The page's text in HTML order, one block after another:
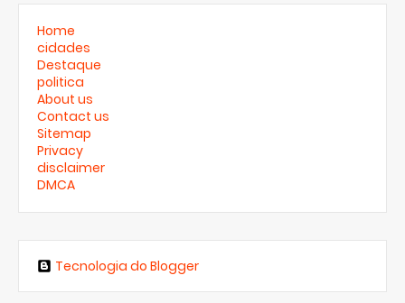
Home
cidades
Destaque
politica
About us
Contact us
Sitemap
Privacy
disclaimer
DMCA
Tecnologia do Blogger